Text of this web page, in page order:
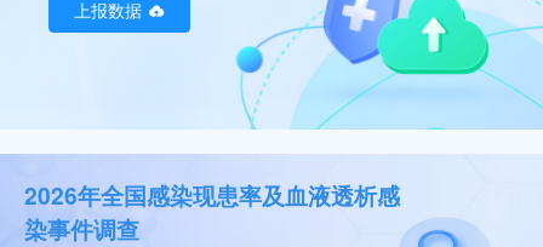
上报数据
2026年全国感染现患率及血液透析感
染事件调查